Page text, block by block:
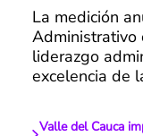
La medición
Administrativo
liderazgo
excelencia de
Valle del Cauca